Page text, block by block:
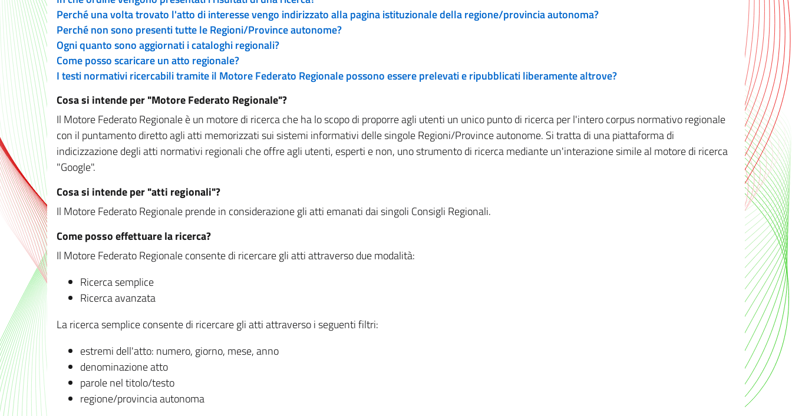
Perché una volta trovato l'atto di interesse vengo indirizzato alla pagina istituzionale della regione/provincia autonoma?
Perché non sono presenti tutte le Regioni/Province autonome?
Ogni quanto sono aggiornati i cataloghi regionali?
Come posso scaricare un atto regionale?
I testi normativi ricercabili tramite il Motore Federato Regionale possono essere prelevati e ripubblicati liberamente altrove?
Cosa si intende per "Motore Federato Regionale"?
Il Motore Federato Regionale è un motore di ricerca che ha lo scopo di proporre agli utenti un unico punto di ricerca per l'intero corpus normativo regionale
con il puntamento diretto agli atti memorizzati sui sistemi informativi delle singole Regioni/Province autonome. Si tratta di una piattaforma di
indicizzazione degli atti normativi regionali che offre agli utenti, esperti e non, uno strumento di ricerca mediante un'interazione simile al motore di ricerca
"Google".
Cosa si intende per "atti regionali"?
Il Motore Federato Regionale prende in considerazione gli atti emanati dai singoli Consigli Regionali.
Come posso effettuare la ricerca?
Il Motore Federato Regionale consente di ricercare gli atti attraverso due modalità:
Ricerca semplice
Ricerca avanzata
La ricerca semplice consente di ricercare gli atti attraverso i seguenti filtri:
estremi dell'atto: numero, giorno, mese, anno
denominazione atto
parole nel titolo/testo
regione/provincia autonoma